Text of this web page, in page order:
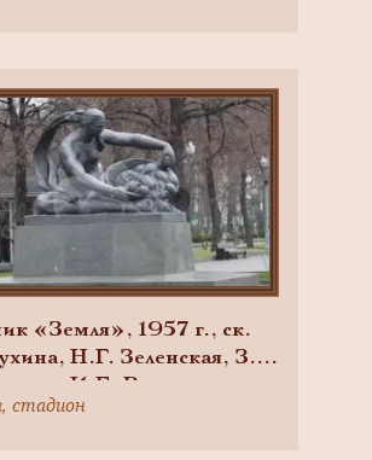
«Земля», 1957 г., ск.
Н.Г. Зеленская, З.Г.
арх. И.Е. Рожин,
гранит
стадион